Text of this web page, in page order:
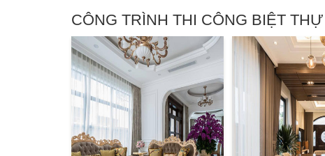
CÔNG TRÌNH THI CÔNG BIỆT